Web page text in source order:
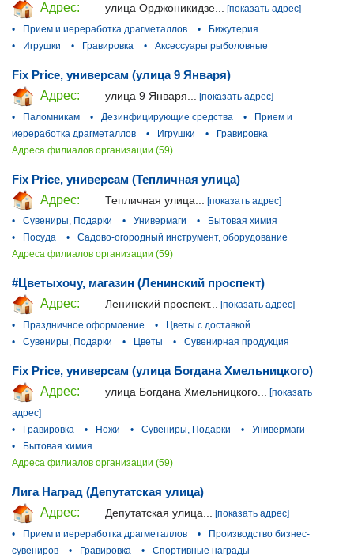
Адрес: улица Орджоникидзе...
[показать адрес]
•
Прием и иереработка драгметаллов •
Бижутерия
•
Игрушки • Гравировка • Аксессуары рыболовные
Fix Price, универсам (улица 9 Января)
Адрес:
улица 9 Января...
[показать адрес]
•
Паломникам • Дезинфицирующие средства •
Прием и
иереработка драгметаллов
• Игрушки •
Гравировка
Адреса филиалов организации (59)
Fix Price, универсам (Тепличная улица)
Адрес:
Тепличная улица...
[показать адрес]
•
Сувениры, Подарки • Универмаги •
Бытовая химия
•
Посуда •
Садово-огородный инструмент, оборудование
Адреса филиалов организации (59)
#Цветыхочу, магазин (Ленинский проспект)
Адрес:
Ленинский проспект... [показать адрес]
•
Праздничное оформление •
Цветы с доставкой
•
Сувениры, Подарки • Цветы • Сувенирная продукция
Fix Price, универсам (улица Богдана Хмельницкого)
Адрес:
улица Богдана Хмельницкого... [показать
адрес]
•
Гравировка • Ножи • Сувениры, Подарки •
Универмаги
•
Бытовая химия
Адреса филиалов организации (59)
Лига Наград (Депутатская улица)
Адрес:
Депутатская улица...
[показать адрес]
•
Прием и иереработка драгметаллов •
Производство бизнес-
сувениров
• Гравировка •
Спортивные награды